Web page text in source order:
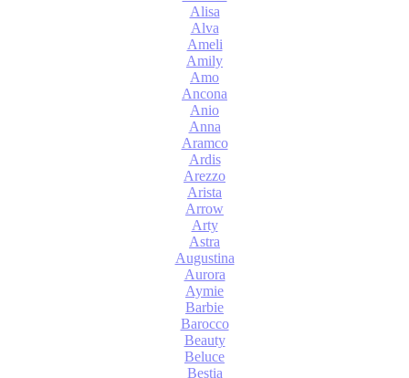
Alisa
Alva
Ameli
Amily
Amo
Ancona
Anio
Anna
Aramco
Ardis
Arezzo
Arista
Arrow
Arty
Astra
Augustina
Aurora
Aymie
Barbie
Barocco
Beauty
Beluce
Bestia